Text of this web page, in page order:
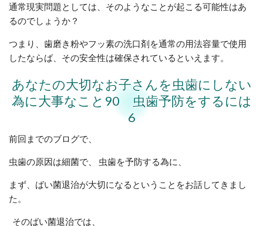
通常現実問題としては、そのようなことが起こる可能性はあ
るのでしょうか？
つまり、歯磨き粉やフッ素の洗口剤を通常の用法容量で使用
したならば、その安全性は確保されているといえます。
あなたの大切なお子さんを虫歯にしない
為に大事なこと90 虫歯予防をするには
6
前回までのブログで、
虫歯の原因は細菌で、 虫歯を予防する為に、
まず、ばい菌退治が大切になるということをお話してきまし
た。
そのばい菌退治では、